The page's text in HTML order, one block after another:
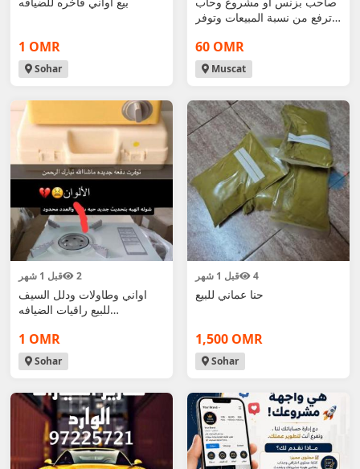
1 OMR
Sohar
ترفع من نسبة المبيعات وتوفر
60 OMR
Muscat
قبل 1 شهر 2
اواني وطاولات ودلل السيف
للبيع راقيات الضيافه
1 OMR
Sohar
قبل 1 شهر 4
حنا عماني للبيع
1,500 OMR
Sohar